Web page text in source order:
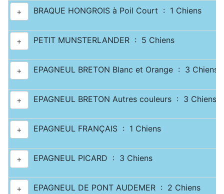
+ BRAQUE HONGROIS à Poil Court : 1 Chiens
+ PETIT MUNSTERLANDER : 5 Chiens
+ EPAGNEUL BRETON Blanc et Orange : 3 Chiens
+ EPAGNEUL BRETON Autres couleurs : 3 Chiens
+ EPAGNEUL FRANÇAIS : 1 Chiens
+ EPAGNEUL PICARD : 3 Chiens
+ EPAGNEUL DE PONT AUDEMER : 2 Chiens